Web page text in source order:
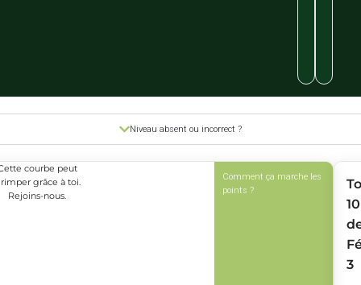
Niveau absent ou incorrect ?
courbe peut
grâce à toi.
Rejoins-nous.
Comment ça marche les
points ?
10
3